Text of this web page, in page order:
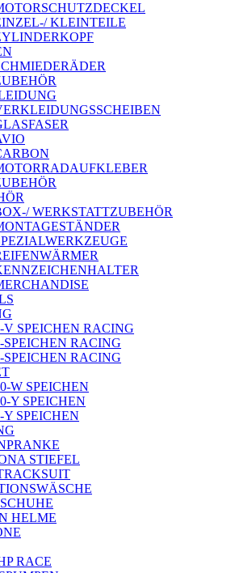
KLEINTEILE
WERKSTATTZUBEHÖR
V SPEICHEN RACING
SPEICHEN RACING
SPEICHEN RACING
W SPEICHEN
Y SPEICHEN
Y SPEICHEN
STIEFEL
HELME
RACE